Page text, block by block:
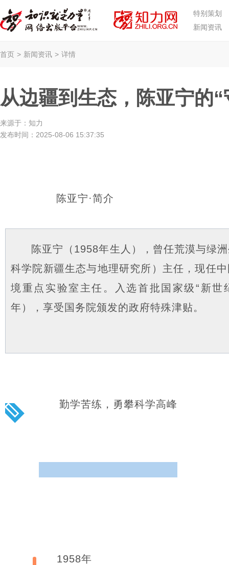
特别策划
新闻资讯
首页 > 新闻资讯 > 详情
从边疆到生态，陈亚宁的
来源于： 知力
发布时间： 2025-08-06 15:37:35
陈亚宁·简介
陈亚宁（1958年生人），曾任荒漠与绿
科学院新疆生态与地理研究所）主任，现任
境重点实验室主任。入选首批国家级“新世
年），享受国务院颁发的政府特殊津贴。
勤学苦练，勇攀科学高峰
1958年